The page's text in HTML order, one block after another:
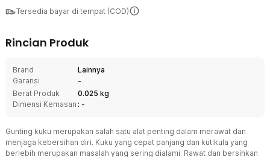
Tersedia bayar di tempat (COD)
Rincian Produk
Brand
Lainnya
Garansi
-
Berat Produk
0.025 kg
Dimensi Kemasan : -
Gunting kuku merupakan salah satu alat penting dalam merawat dan
menjaga kebersihan diri. Kuku yang cepat panjang dan kutikula yang
berlebih merupakan masalah yang sering dialami. Rawat dan bersihkan